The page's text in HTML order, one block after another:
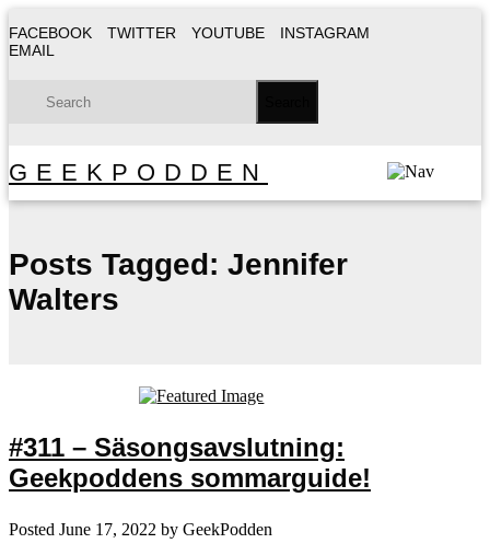
FACEBOOK TWITTER YOUTUBE
INSTAGRAM
EMAIL
GEEKPODDEN
Posts Tagged: Jennifer
Walters
#311 – Säsongsavslutning:
Geekpoddens sommarguide!
Posted June 17, 2022 by GeekPodden